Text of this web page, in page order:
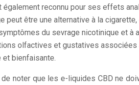
également reconnu pour ses effets
peut être une alternative à la
du sevrage nicotinique et à
olfactives et gustatives associées
bienfaisante.
de noter que les e-liquides CBD ne